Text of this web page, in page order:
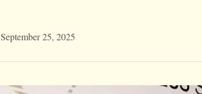
September 25, 2025